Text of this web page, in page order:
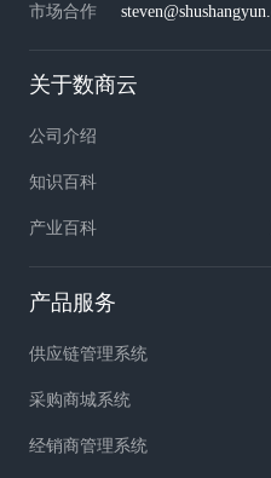
市场合作
关于数商云
公司介绍
知识百科
产业百科
产品服务
供应链管理系统
采购商城系统
经销商管理系统